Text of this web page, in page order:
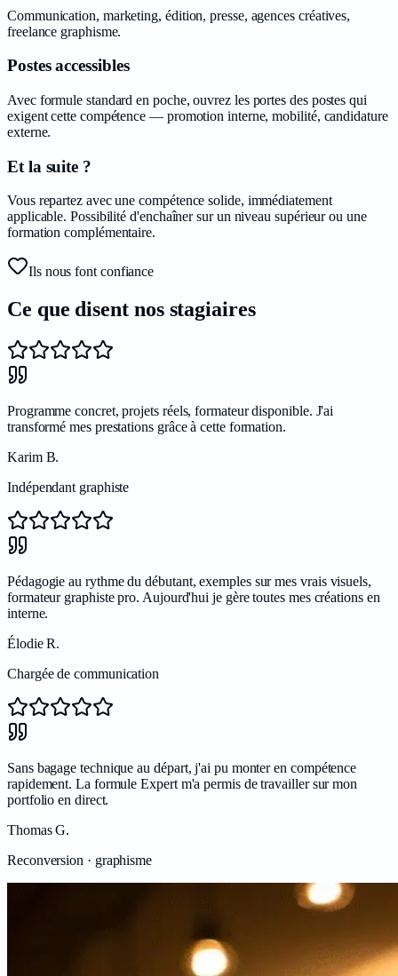
Communication, marketing, édition, presse, agences créatives,
freelance graphisme.
Postes accessibles
Avec formule standard en poche, ouvrez les portes des postes qui
exigent cette compétence — promotion interne, mobilité, candidature
externe.
Et la suite ?
Vous repartez avec une compétence solide, immédiatement
applicable. Possibilité d'enchaîner sur un niveau supérieur ou une
formation complémentaire.
Ils nous font confiance
Ce que disent nos stagiaires
Programme concret, projets réels, formateur disponible. J'ai
transformé mes prestations grâce à cette formation.
Karim B.
Indépendant graphiste
Pédagogie au rythme du débutant, exemples sur mes vrais visuels,
formateur graphiste pro. Aujourd'hui je gère toutes mes créations en
interne.
Élodie R.
Chargée de communication
Sans bagage technique au départ, j'ai pu monter en compétence
rapidement. La formule Expert m'a permis de travailler sur mon
portfolio en direct.
Thomas G.
Reconversion · graphisme